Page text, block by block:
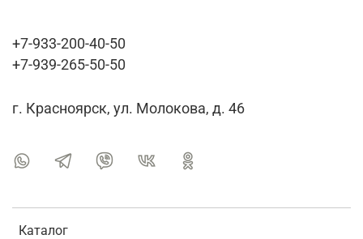
Каталог
+7-933-200-40-50
+7-939-265-50-50
г. Красноярск, ул. Молокова, д. 46